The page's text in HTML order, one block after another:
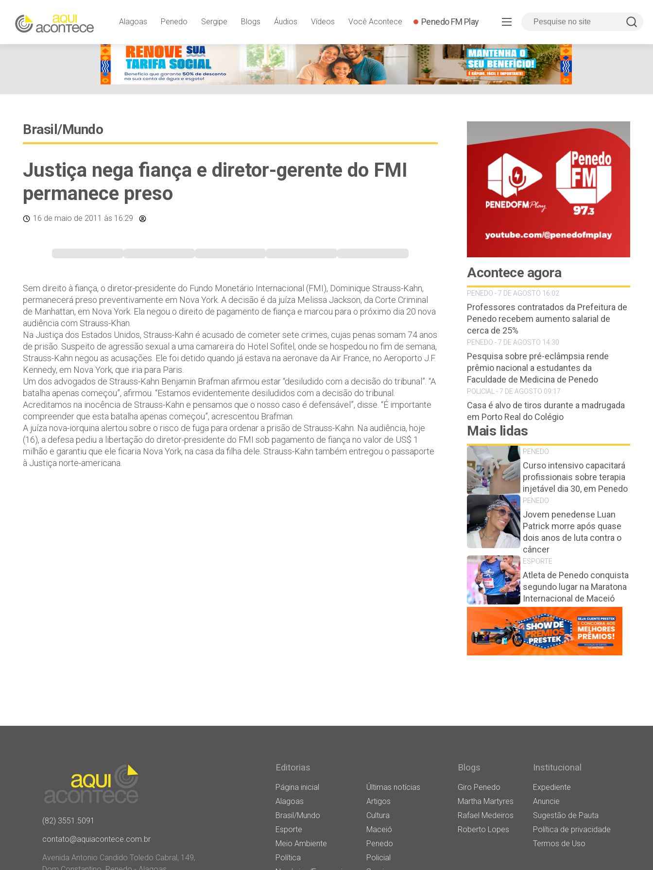
Alagoas Penedo Sergipe Blogs Áudios Vídeos Você Acontece Penedo FM Play
Brasil/Mundo
Justiça nega fiança e diretor-gerente do FMI
permanece preso
16 de maio de 2011 às 16:29
Sem direito à fiança, o diretor-presidente do Fundo Monetário Internacional (FMI), Dominique Strauss-Kahn,
permanecerá preso preventivamente em Nova York. A decisão é da juíza Melissa Jackson, da Corte Criminal
de Manhattan, em Nova York. Ela negou o direito de pagamento de fiança e marcou para o próximo dia 20 nova
audiência com Strauss-Khan.
Na Justiça dos Estados Unidos, Strauss-Kahn é acusado de cometer sete crimes, cujas penas somam 74 anos
de prisão. Suspeito de agressão sexual a uma camareira do Hotel Sofitel, onde se hospedou no fim de semana,
Strauss-Kahn negou as acusações. Ele foi detido quando já estava na aeronave da Air France, no Aeroporto J.F.
Kennedy, em Nova York, que iria para Paris.
Um dos advogados de Strauss-Kahn Benjamin Brafman afirmou estar “desiludido com a decisão do tribunal”. “A
batalha apenas começou”, afirmou. “Estamos evidentemente desiludidos com a decisão do tribunal.
Acreditamos na inocência de Strauss-Kahn e pensamos que o nosso caso é defensável”, disse. “É importante
compreender que esta batalha apenas começou”, acrescentou Brafman.
A juíza nova-iorquina alertou sobre o risco de fuga para ordenar a prisão de Strauss-Kahn. Na audiência, hoje
(16), a defesa pediu a libertação do diretor-presidente do FMI sob pagamento de fiança no valor de US$ 1
milhão e garantiu que ele ficaria Nova York, na casa da filha dele. Strauss-Kahn também entregou o passaporte
à Justiça norte-americana.
Acontece agora
PENEDO - 7 DE AGOSTO 16:02
Professores contratados da Prefeitura de
Penedo recebem aumento salarial de
cerca de 25%
PENEDO - 7 DE AGOSTO 14:30
Pesquisa sobre pré-eclâmpsia rende
prêmio nacional a estudantes da
Faculdade de Medicina de Penedo
POLICIAL - 7 DE AGOSTO 09:17
Casa é alvo de tiros durante a madrugada
em Porto Real do Colégio
Mais lidas
PENEDO
Curso intensivo capacitará
profissionais sobre terapia
injetável dia 30, em Penedo
PENEDO
Jovem penedense Luan
Patrick morre após quase
dois anos de luta contra o
câncer
ESPORTE
Atleta de Penedo conquista
segundo lugar na Maratona
Internacional de Maceió
(82) 3551.5091
contato@aquiacontece.com.br
Avenida Antonio Candido Toledo Cabral, 149,
Editorias
Página inicial
Últimas notícias
Alagoas
Artigos
Brasil/Mundo
Cultura
Esporte
Maceió
Meio Ambiente
Penedo
Política
Policial
Blogs
Giro Penedo
Martha Martyres
Rafael Medeiros
Roberto Lopes
Institucional
Expediente
Anuncie
Sugestão de Pauta
Política de privacidade
Termos de Uso